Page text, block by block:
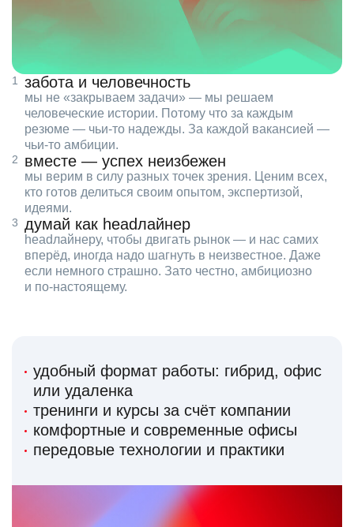
забота и человечность
мы не «закрываем задачи» — мы решаем
человеческие истории. Потому что за каждым
резюме — чьи‑то надежды. За каждой вакансией —
чьи‑то амбиции.
вместе — успех неизбежен
мы верим в силу разных точек зрения. Ценим всех,
кто готов делиться своим опытом, экспертизой,
идеями.
думай как headлайнер
headлайнеру, чтобы двигать рынок — и нас самих
вперёд, иногда надо шагнуть в неизвестное. Даже
если немного страшно. Зато честно, амбициозно
и по‑настоящему.
удобный формат работы: гибрид, офис
или удаленка
тренинги и курсы за счёт компании
комфортные и современные офисы
передовые технологии и практики